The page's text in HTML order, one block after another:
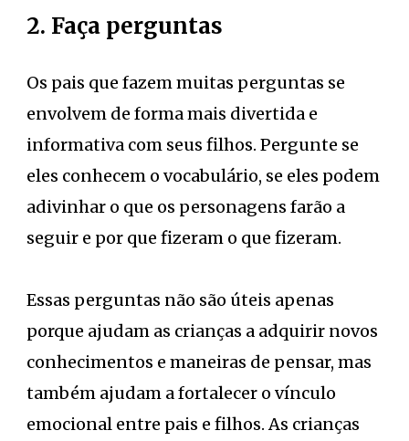
2. Faça perguntas
Os pais que fazem muitas perguntas se
envolvem de forma mais divertida e
informativa com seus filhos. Pergunte se
eles conhecem o vocabulário, se eles podem
adivinhar o que os personagens farão a
seguir e por que fizeram o que fizeram.
Essas perguntas não são úteis apenas
porque ajudam as crianças a adquirir novos
conhecimentos e maneiras de pensar, mas
também ajudam a fortalecer o vínculo
emocional entre pais e filhos. As crianças